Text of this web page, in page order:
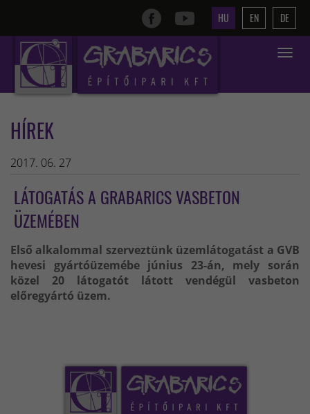
HU EN DE
Toggle
HÍREK
2017. 06. 27
LÁTOGATÁS A GRABARICS VASBETON
ÜZEMÉBEN
Első alkalommal szerveztünk üzemlátogatást a GVB
hevesi gyártóüzemébe június 23-án, mely során
közel 20 látogatót látott vendégül vasbeton
előregyártó üzem.